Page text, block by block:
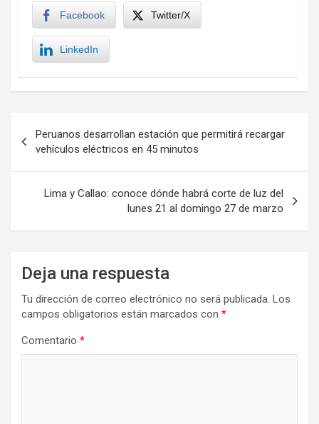
Facebook Twitter/X
LinkedIn
de
entradas
Peruanos desarrollan estación que permitirá recargar
vehículos eléctricos en 45 minutos
Lima y Callao: conoce dónde habrá corte de luz del
lunes 21 al domingo 27 de marzo
Deja una respuesta
Tu dirección de correo electrónico no será publicada. Los
campos obligatorios están marcados con *
Comentario *